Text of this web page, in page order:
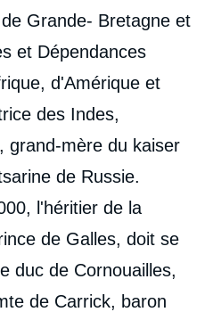
Grande- Bretagne et
et Dépendances
d'Amérique et
des Indes,
grand-mère du kaiser
de Russie.
l'héritier de la
de Galles, doit se
duc de Cornouailles,
de Carrick, baron